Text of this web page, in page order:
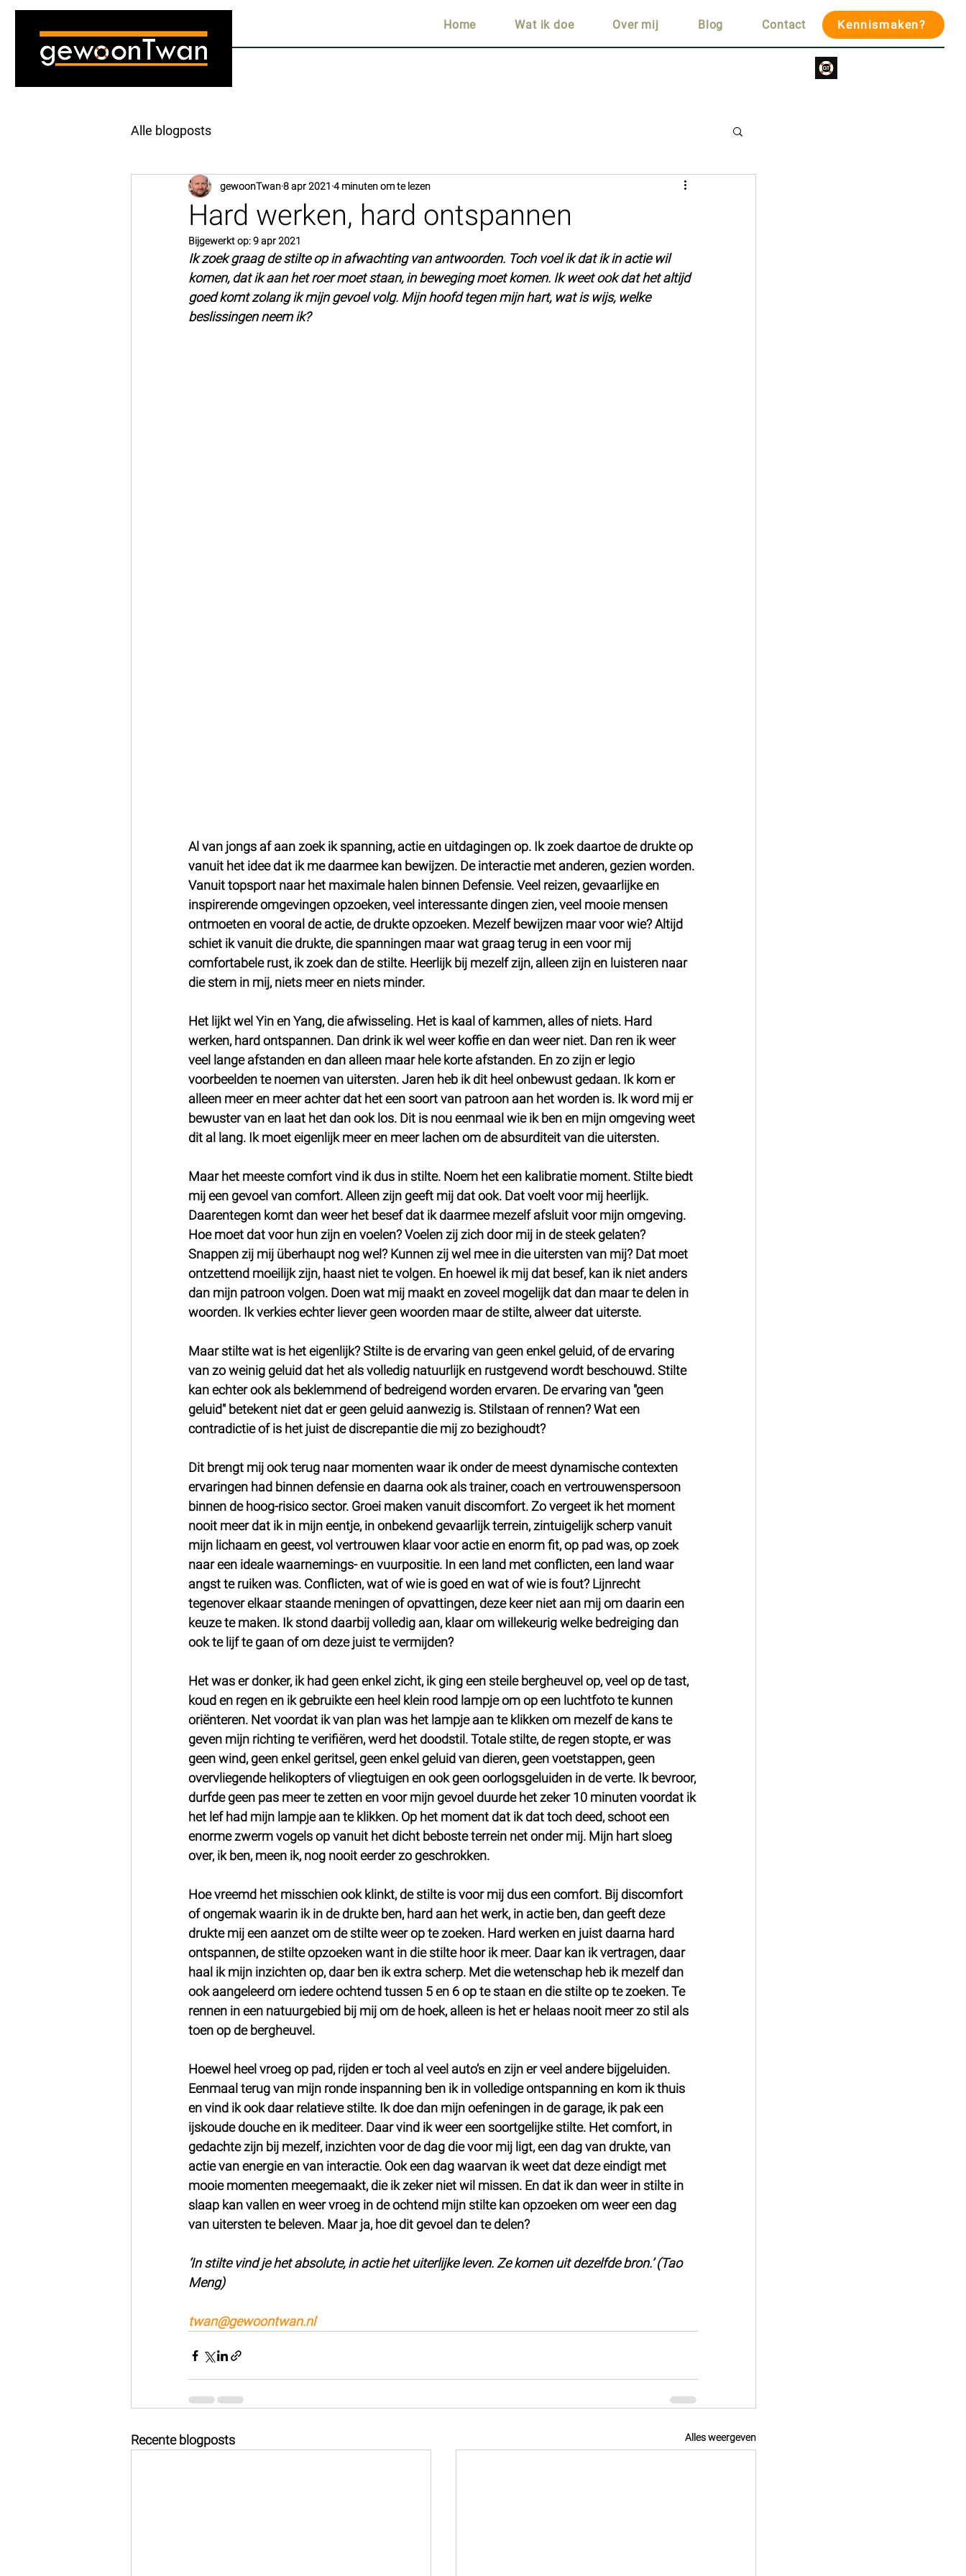
gewoonTwan Home Wat ik doe Over mij Blog Contact Kennismaken?
Alle blogposts
Hard werken, hard ontspannen
gewoonTwan8 apr 2021 4 minuten om te lezen
Bijgewerkt op:9 apr 2021
Ik zoek graag de stilte op in afwachting van antwoorden. Toch voel ik dat ik in actie wil
komen, dat ik aan het roer moet staan, in beweging moet komen. Ik weet ook dat het altijd
goed komt zolang ik mijn gevoel volg. Mijn hoofd tegen mijn hart, wat is wijs, welke
beslissingen neem ik?
Al van jongs af aan zoek ik spanning, actie en uitdagingen op. Ik zoek daartoe de drukte op
vanuit het idee dat ik me daarmee kan bewijzen. De interactie met anderen, gezien worden.
Vanuit topsport naar het maximale halen binnen Defensie. Veel reizen, gevaarlijke en
inspirerende omgevingen opzoeken, veel interessante dingen zien, veel mooie mensen
ontmoeten en vooral de actie, de drukte opzoeken. Mezelf bewijzen maar voor wie? Altijd
schiet ik vanuit die drukte, die spanningen maar wat graag terug in een voor mij
comfortabele rust, ik zoek dan de stilte. Heerlijk bij mezelf zijn, alleen zijn en luisteren naar
die stem in mij, niets meer en niets minder.
Het lijkt wel Yin en Yang, die afwisseling. Het is kaal of kammen, alles of niets. Hard
werken, hard ontspannen. Dan drink ik wel weer koffie en dan weer niet. Dan ren ik weer
veel lange afstanden en dan alleen maar hele korte afstanden. En zo zijn er legio
voorbeelden te noemen van uitersten. Jaren heb ik dit heel onbewust gedaan. Ik kom er
alleen meer en meer achter dat het een soort van patroon aan het worden is. Ik word mij er
bewuster van en laat het dan ook los. Dit is nou eenmaal wie ik ben en mijn omgeving weet
dit al lang. Ik moet eigenlijk meer en meer lachen om de absurditeit van die uitersten.
Maar het meeste comfort vind ik dus in stilte. Noem het een kalibratie moment. Stilte biedt
mij een gevoel van comfort. Alleen zijn geeft mij dat ook. Dat voelt voor mij heerlijk.
Daarentegen komt dan weer het besef dat ik daarmee mezelf afsluit voor mijn omgeving.
Hoe moet dat voor hun zijn en voelen? Voelen zij zich door mij in de steek gelaten?
Snappen zij mij überhaupt nog wel? Kunnen zij wel mee in die uitersten van mij? Dat moet
ontzettend moeilijk zijn, haast niet te volgen. En hoewel ik mij dat besef, kan ik niet anders
dan mijn patroon volgen. Doen wat mij maakt en zoveel mogelijk dat dan maar te delen in
woorden. Ik verkies echter liever geen woorden maar de stilte, alweer dat uiterste.
Maar stilte wat is het eigenlijk? Stilte is de ervaring van geen enkel geluid, of de ervaring
van zo weinig geluid dat het als volledig natuurlijk en rustgevend wordt beschouwd. Stilte
kan echter ook als beklemmend of bedreigend worden ervaren. De ervaring van "geen
geluid" betekent niet dat er geen geluid aanwezig is. Stilstaan of rennen? Wat een
contradictie of is het juist de discrepantie die mij zo bezighoudt?
Dit brengt mij ook terug naar momenten waar ik onder de meest dynamische contexten
ervaringen had binnen defensie en daarna ook als trainer, coach en vertrouwenspersoon
binnen de hoog-risico sector. Groei maken vanuit discomfort. Zo vergeet ik het moment
nooit meer dat ik in mijn eentje, in onbekend gevaarlijk terrein, zintuigelijk scherp vanuit
mijn lichaam en geest, vol vertrouwen klaar voor actie en enorm fit, op pad was, op zoek
naar een ideale waarnemings- en vuurpositie. In een land met conflicten, een land waar
angst te ruiken was. Conflicten, wat of wie is goed en wat of wie is fout? Lijnrecht
tegenover elkaar staande meningen of opvattingen, deze keer niet aan mij om daarin een
keuze te maken. Ik stond daarbij volledig aan, klaar om willekeurig welke bedreiging dan
ook te lijf te gaan of om deze juist te vermijden?
Het was er donker, ik had geen enkel zicht, ik ging een steile bergheuvel op, veel op de tast,
koud en regen en ik gebruikte een heel klein rood lampje om op een luchtfoto te kunnen
oriënteren. Net voordat ik van plan was het lampje aan te klikken om mezelf de kans te
geven mijn richting te verifiëren, werd het doodstil. Totale stilte, de regen stopte, er was
geen wind, geen enkel geritsel, geen enkel geluid van dieren, geen voetstappen, geen
overvliegende helikopters of vliegtuigen en ook geen oorlogsgeluiden in de verte. Ik bevroor,
durfde geen pas meer te zetten en voor mijn gevoel duurde het zeker 10 minuten voordat ik
het lef had mijn lampje aan te klikken. Op het moment dat ik dat toch deed, schoot een
enorme zwerm vogels op vanuit het dicht beboste terrein net onder mij. Mijn hart sloeg
over, ik ben, meen ik, nog nooit eerder zo geschrokken.
Hoe vreemd het misschien ook klinkt, de stilte is voor mij dus een comfort. Bij discomfort
of ongemak waarin ik in de drukte ben, hard aan het werk, in actie ben, dan geeft deze
drukte mij een aanzet om de stilte weer op te zoeken. Hard werken en juist daarna hard
ontspannen, de stilte opzoeken want in die stilte hoor ik meer. Daar kan ik vertragen, daar
haal ik mijn inzichten op, daar ben ik extra scherp. Met die wetenschap heb ik mezelf dan
ook aangeleerd om iedere ochtend tussen 5 en 6 op te staan en die stilte op te zoeken. Te
rennen in een natuurgebied bij mij om de hoek, alleen is het er helaas nooit meer zo stil als
toen op de bergheuvel.
Hoewel heel vroeg op pad, rijden er toch al veel auto’s en zijn er veel andere bijgeluiden.
Eenmaal terug van mijn ronde inspanning ben ik in volledige ontspanning en kom ik thuis
en vind ik ook daar relatieve stilte. Ik doe dan mijn oefeningen in de garage, ik pak een
ijskoude douche en ik mediteer. Daar vind ik weer een soortgelijke stilte. Het comfort, in
gedachte zijn bij mezelf, inzichten voor de dag die voor mij ligt, een dag van drukte, van
actie van energie en van interactie. Ook een dag waarvan ik weet dat deze eindigt met
mooie momenten meegemaakt, die ik zeker niet wil missen. En dat ik dan weer in stilte in
slaap kan vallen en weer vroeg in de ochtend mijn stilte kan opzoeken om weer een dag
van uitersten te beleven. Maar ja, hoe dit gevoel dan te delen?
‘In stilte vind je het absolute, in actie het uiterlijke leven. Ze komen uit dezelfde bron.’ (Tao
Meng)
twan@gewoontwan.nl
Recente blogposts Alles weergeven